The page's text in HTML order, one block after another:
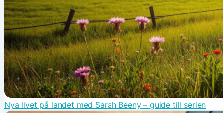
Nya livet på landet med Sarah Beeny – guide till serien